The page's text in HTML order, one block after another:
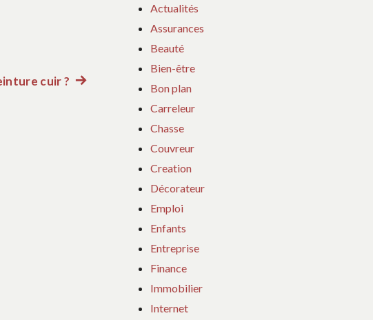
cuir ? Article
Actualités
Assurances
Beauté
Bien-être
Bon plan
Carreleur
Chasse
Couvreur
Creation
Décorateur
Emploi
Enfants
Entreprise
Finance
Immobilier
Internet